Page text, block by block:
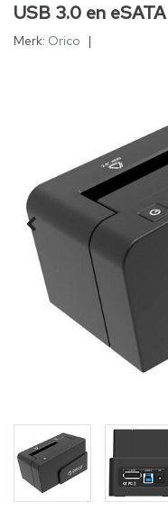
USB 3.0 en
Merk: Orico |